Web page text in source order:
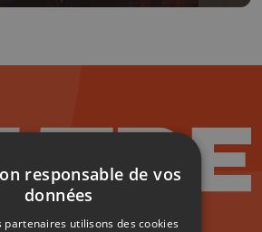
responsable de vos
données
partenaires utilisons des cookies